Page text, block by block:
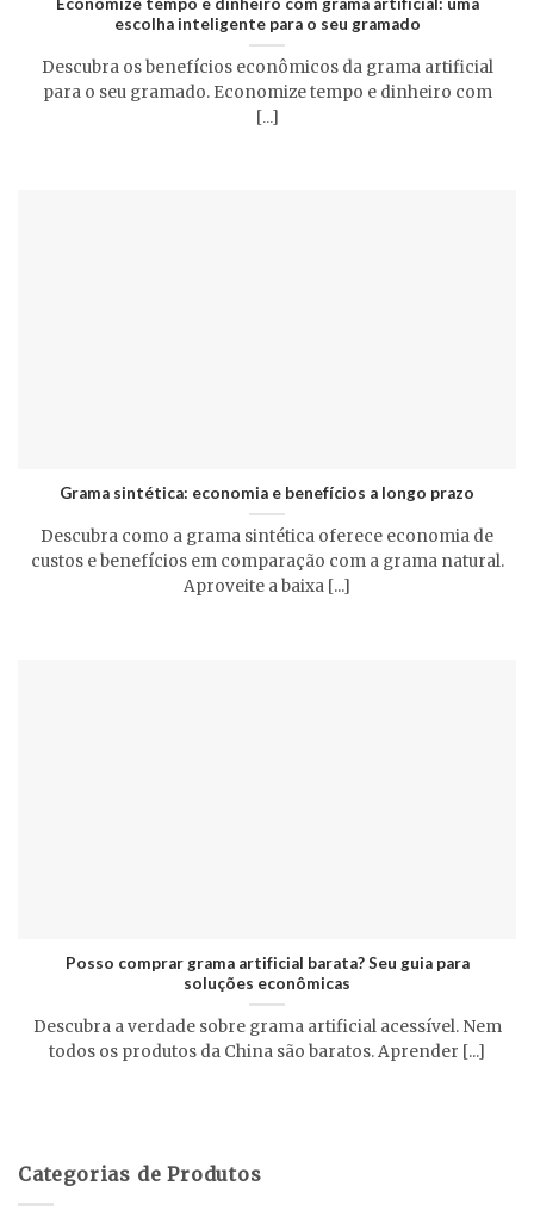
escolha inteligente para o seu gramado
Descubra os benefícios econômicos da grama artificial
para o seu gramado. Economize tempo e dinheiro com
[...]
Grama sintética: economia e benefícios a longo prazo
Descubra como a grama sintética oferece economia de
custos e benefícios em comparação com a grama natural.
Aproveite a baixa [...]
Posso comprar grama artificial barata? Seu guia para
soluções econômicas
Descubra a verdade sobre grama artificial acessível. Nem
todos os produtos da China são baratos. Aprender [...]
Categorias de Produtos